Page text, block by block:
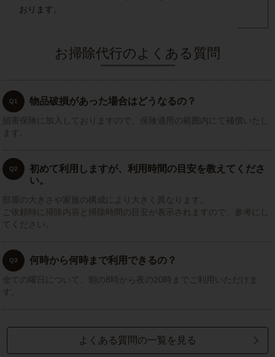
おります。
お掃除代行のよくある質問
Q1 物品破損があった場合はどうなるの？
損害保険に加入しておりますので、保険適用の範囲内にて補償いたし
ます。
Q2
初めて利用しますが、利用時間の目安を教えてくださ
い。
部屋の大きさや家族の構成により大きく異なります。
ご依頼時に掃除内容と掃除時間の目安が表示されますので、参考にし
てください。
Q3 何時から何時まで利用できるの？
全ての曜日について、朝の8時から夜の20時までご利用いただけま
す。
よくある質問の一覧を見る